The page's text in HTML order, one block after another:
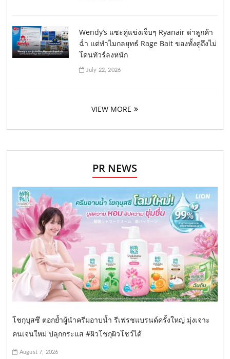
Wendy’s แซะคู่แข่งเจ็บๆ Ryanair ด่าลูกค้า
ฉ่ำ แต่ทำไมกลยุทธ์ Rage Bait ของทั้งคู่ถึงไม่
โดนทัวร์ลงหนัก
July 22, 2026
VIEW MORE
PR NEWS
โชกุบุสซึ ตอกย้ำผู้นำครีมอาบน้ำ รีเฟรชแบรนด์ครั้งใหญ่ มุ่งเจาะ
คนเจนใหม่ ปลุกกระแส #ผิวโชกุผิวโชว์ได้
August 7, 2026